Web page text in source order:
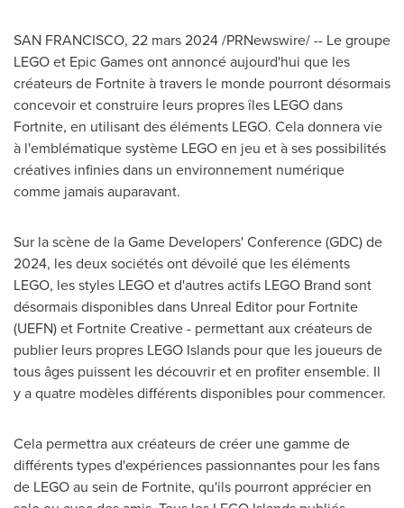
SAN FRANCISCO, 22 mars 2024/PRNewswire/ -- Le groupe
LEGO et Epic Games ont annoncé aujourd'hui que les
créateurs de Fortnite à travers le monde pourront désormais
concevoir et construire leurs propres îles LEGO dans
Fortnite, en utilisant des éléments LEGO. Cela donnera vie
à l'emblématique système LEGO en jeu et à ses possibilités
créatives infinies dans un environnement numérique
comme jamais auparavant.
Sur la scène de la Game Developers' Conference (GDC) de
2024, les deux sociétés ont dévoilé que les éléments
LEGO, les styles LEGO et d'autres actifs LEGO Brand sont
désormais disponibles dans Unreal Editor pour Fortnite
(UEFN) et Fortnite Creative - permettant aux créateurs de
publier leurs propres LEGO Islands pour que les joueurs de
tous âges puissent les découvrir et en profiter ensemble. Il
y a quatre modèles différents disponibles pour commencer.
Cela permettra aux créateurs de créer une gamme de
différents types d'expériences passionnantes pour les fans
de LEGO au sein de Fortnite, qu'ils pourront apprécier en